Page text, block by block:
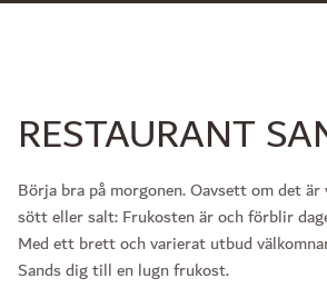
RESTAURANT
Börja bra på morgonen. Oavsett om det
sött eller salt: Frukosten är och förblir
Med ett brett och varierat utbud
Sands dig till en lugn frukost.